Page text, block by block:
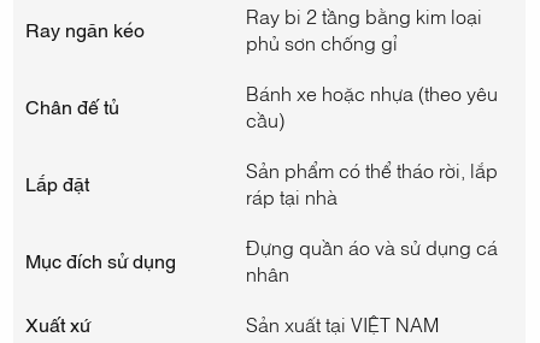
Ray ngăn kéo
Ray bi 2 tầng bằng kim loại
phủ sơn chống gỉ
Chân đế tủ
Bánh xe hoặc nhựa (theo yêu
cầu)
Lắp đặt
Sản phẩm có thể tháo rời, lắp
ráp tại nhà
Mục đích sử dụng
Đựng quần áo và sử dụng cá
nhân
Xuất xứ
Sản xuất tại VIỆT NAM